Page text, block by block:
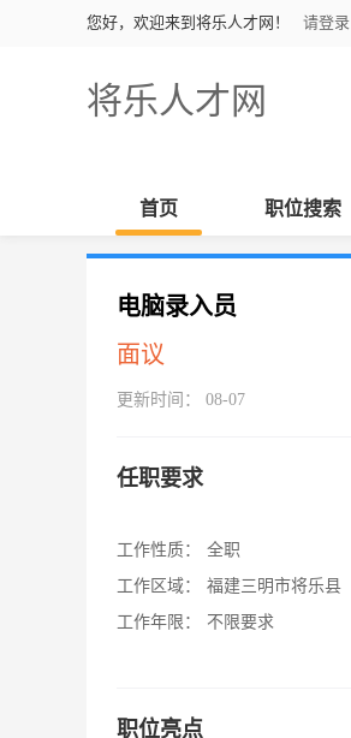
您好，欢迎来到将乐人才网！ 请登录
将乐人才网
首页 职位搜索
电脑录入员
面议
更新时间： 08-07
任职要求
工作性质：
全职
工作区域：
福建三明市将乐县
工作年限：
不限要求
职位亮点